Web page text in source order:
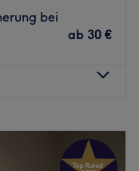
bei
ab 30 €
19:00
19:00